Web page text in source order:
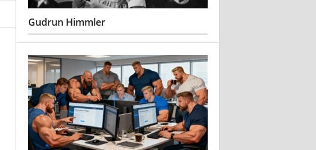
Gudrun Himmler